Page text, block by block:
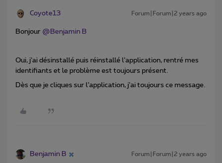
Coyote13 Forum|Forum|2 years ago
Bonjour @Benjamin B
Oui, j’ai désinstallé puis réinstallé l’application, rentré mes
identifiants et le problème est toujours présent.
Dès que je cliques sur l’application, j’ai toujours ce message.
Benjamin B Forum|Forum|2 years ago